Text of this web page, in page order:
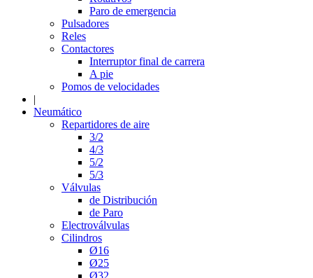
Paro de emergencia
Pulsadores
Reles
Contactores
Interruptor final de carrera
A pie
Pomos de velocidades
|
Neumático
Repartidores de aire
3/2
4/3
5/2
5/3
Válvulas
de Distribución
de Paro
Electroválvulas
Cilindros
Ø16
Ø25